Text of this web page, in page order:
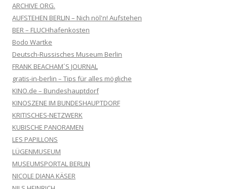
ARCHIVE ORG.
AUFSTEHEN BERLIN – Nich nöl'n! Aufstehen
BER – FLUCHhafenkosten
Bodo Wartke
Deutsch-Russisches Museum Berlin
FRANK BEACHAM´S JOURNAL
gratis-in-berlin – Tips für alles mögliche
KINO.de – Bundeshauptdorf
KINOSZENE IM BUNDESHAUPTDORF
KRITISCHES-NETZWERK
KUBISCHE PANORAMEN
LES PAPILLONS
LÜGENMUSEUM
MUSEUMSPORTAL BERLIN
NICOLE DIANA KÄSER